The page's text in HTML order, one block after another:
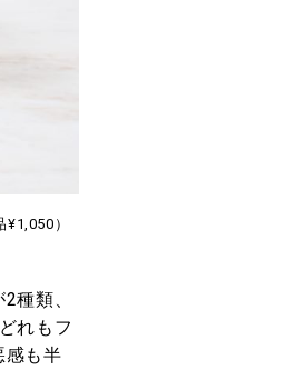
）
種類、
れもフ
感も半